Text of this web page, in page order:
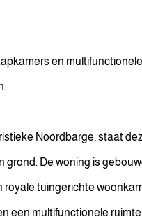
en
Noordbarge, staat
grond. De woning is
tuingerichte
een multifunctionele